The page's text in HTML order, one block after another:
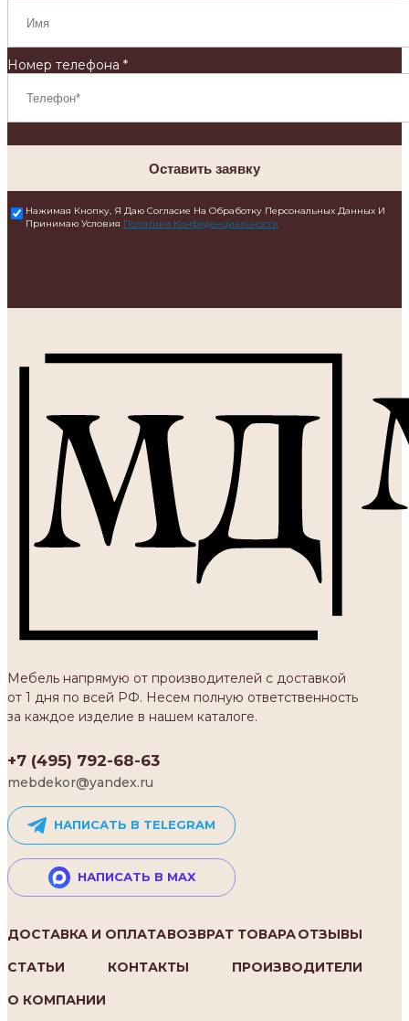
Номер телефона *
Оставить заявку
Нажимая Кнопку, Я Даю Согласие На Обработку Персональных Данных И
Принимаю Условия Политики Конфиденциальности
Мебель напрямую от производителей с доставкой
от 1 дня по всей РФ. Несем полную ответственность
за каждое изделие в нашем каталоге.
+7 (495) 792-68-63
mebdekor@yandex.ru
НАПИСАТЬ В TELEGRAM
НАПИСАТЬ В MAX
ДОСТАВКА И ОПЛАТАВОЗВРАТ ТОВАРАОТЗЫВЫ
СТАТЬИ
КОНТАКТЫ
ПРОИЗВОДИТЕЛИ
О КОМПАНИИ